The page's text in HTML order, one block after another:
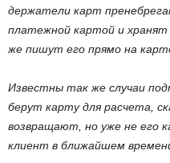
держатели карт
платежной картой и
же пишут его прямо на
Известны так же случаи
берут карту для расчета,
возвращают, но уже не его
клиент в ближайшем